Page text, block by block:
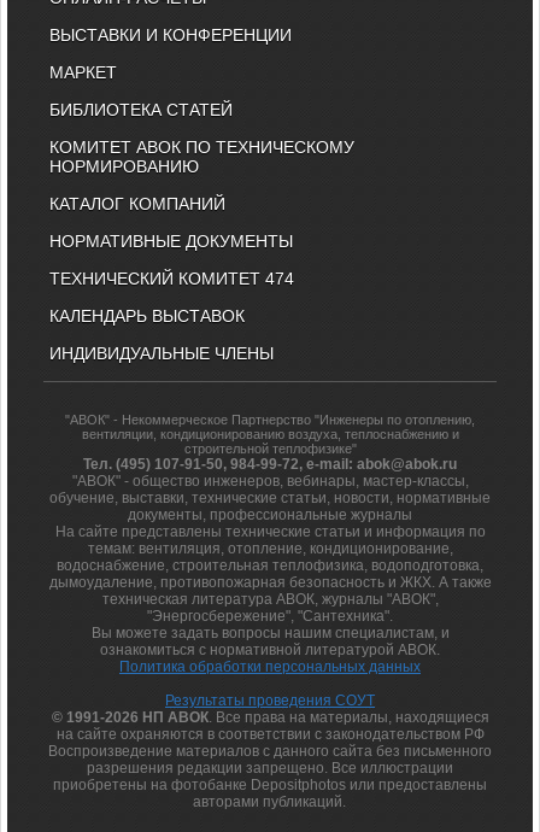
ВЫСТАВКИ И КОНФЕРЕНЦИИ
МАРКЕТ
БИБЛИОТЕКА СТАТЕЙ
КОМИТЕТ АВОК ПО ТЕХНИЧЕСКОМУ
НОРМИРОВАНИЮ
КАТАЛОГ КОМПАНИЙ
НОРМАТИВНЫЕ ДОКУМЕНТЫ
ТЕХНИЧЕСКИЙ КОМИТЕТ 474
КАЛЕНДАРЬ ВЫСТАВОК
ИНДИВИДУАЛЬНЫЕ ЧЛЕНЫ
"АВОК" - Некоммерческое Партнерство "Инженеры по отоплению,
вентиляции, кондиционированию воздуха, теплоснабжению и
строительной теплофизике"
Тел. (495) 107-91-50, 984-99-72, e-mail: abok@abok.ru
"АВОК" - общество инженеров, вебинары, мастер-классы,
обучение, выставки, технические статьи, новости, нормативные
документы, профессиональные журналы
На сайте представлены технические статьи и информация по
темам: вентиляция, отопление, кондиционирование,
водоснабжение, строительная теплофизика, водоподготовка,
дымоудаление, противопожарная безопасность и ЖКХ. А также
техническая литература АВОК, журналы "АВОК",
"Энергосбережение", "Сантехника".
Вы можете задать вопросы нашим специалистам, и
ознакомиться с нормативной литературой АВОК.
Политика обработки персональных данных
Результаты проведения СОУТ
© 1991-2026 НП АВОК. Все права на материалы, находящиеся
на сайте охраняются в соответствии с законодательством РФ
Воспроизведение материалов с данного сайта без письменного
разрешения редакции запрещено. Все иллюстрации
приобретены на фотобанке Depositphotos или предоставлены
авторами публикаций.